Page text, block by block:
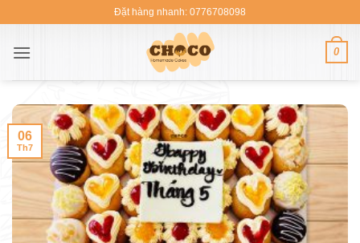
nội
Đặt hàng nhanh: 0776708098
0
06
Th7